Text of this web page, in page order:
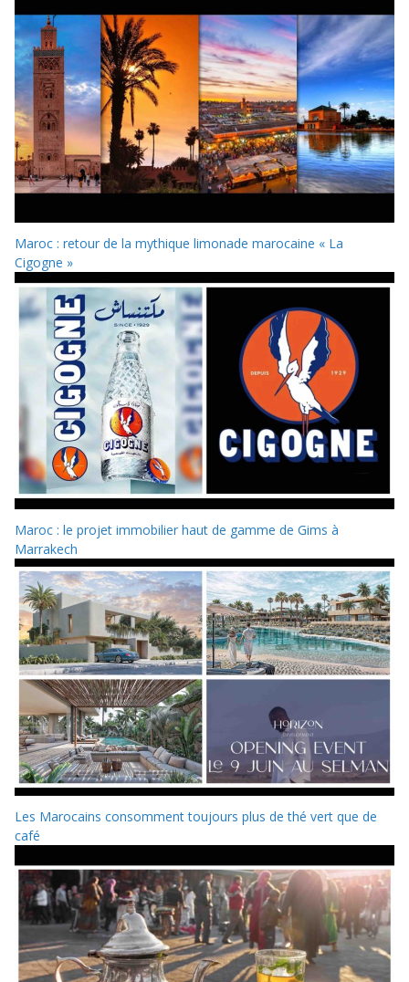
Maroc : retour de la mythique limonade marocaine « La
Cigogne »
Maroc : le projet immobilier haut de gamme de Gims à
Marrakech
Les Marocains consomment toujours plus de thé vert que de
café